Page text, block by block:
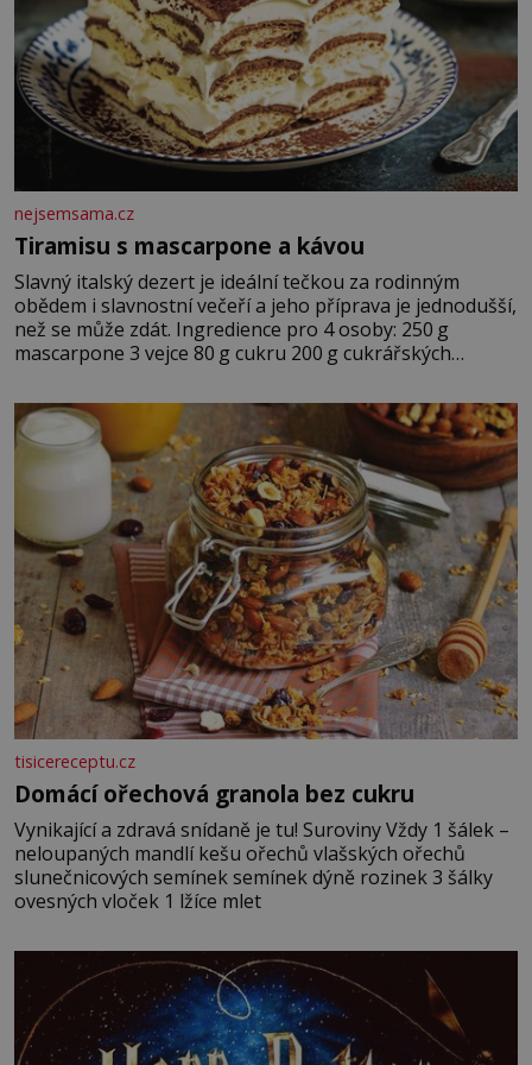
nejsemsama.cz
Tiramisu s mascarpone a kávou
Slavný italský dezert je ideální tečkou za rodinným
obědem i slavnostní večeří a jeho příprava je jednodušší,
než se může zdát. Ingredience pro 4 osoby: 250 g
mascarpone 3 vejce 80 g cukru 200 g cukrářských
posypání Postup: Oddělte žloutky od bílků. Žloutky
vyšlehejte s cukrem do světlé pěny a postupně do nich
vmíchejte mascarpone, aby vznikl hladký
tisicereceptu.cz
Domácí ořechová granola bez cukru
Vynikající a zdravá snídaně je tu! Suroviny Vždy 1 šálek –
neloupaných mandlí kešu ořechů vlašských ořechů
slunečnicových semínek semínek dýně rozinek 3 šálky
ovesných vloček 1 lžíce mlet